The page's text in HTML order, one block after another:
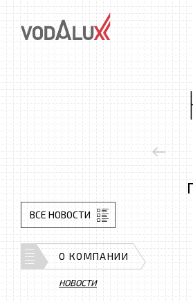
ВСЕ НОВОСТИ
О КОМПАНИИ
НОВОСТИ